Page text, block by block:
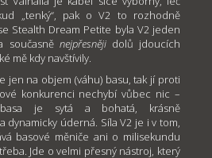
„tenký“, pak o V2 to rozhodně
Stealth Dream Petite byla V2 jeden
současně nejpřesnějidolů jdoucích
mě kdy navštívily.
jen na objem (váhu) basu, tak jí proti
konkurenci nechybí vůbec nic –
je sytá a bohatá, krásně
dynamicky úderná. Síla V2 je i v tom,
basové měniče ani o milisekundu
Jde o velmi přesný nástroj, který